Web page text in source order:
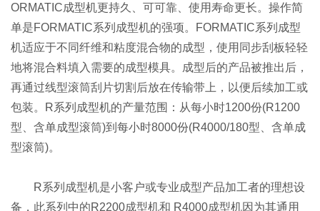
ORMATIC成型机更持久、可可靠、使用寿命更长。操作简
单是FORMATIC系列成型机的强项。FORMATIC系列成型
机适应于不同纤维和粘度混合物的成型，使用同步刮板轻轻
地将混合料填入需要的成型模具。成型后的产品被推出后，
再通过线型滚筒刮片切割后放在传输带上，以便后续加工或
包装。R系列成型机的产量范围：从每小时1200份(R1200
型、含单成型滚筒)到每小时8000份(R4000/180型、含单成
型滚筒)。
R系列成型机是小客户或专业成型产品加工者的理想设
备，此系列中的R2200成型机和 R4000成型机因为其通用